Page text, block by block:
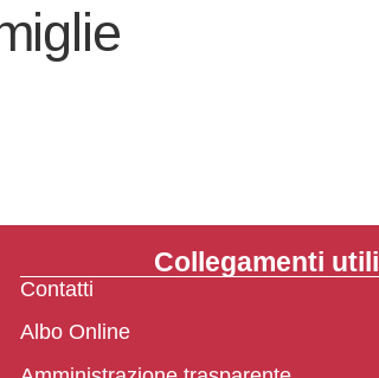
Collegamenti utili
Contatti
Albo Online